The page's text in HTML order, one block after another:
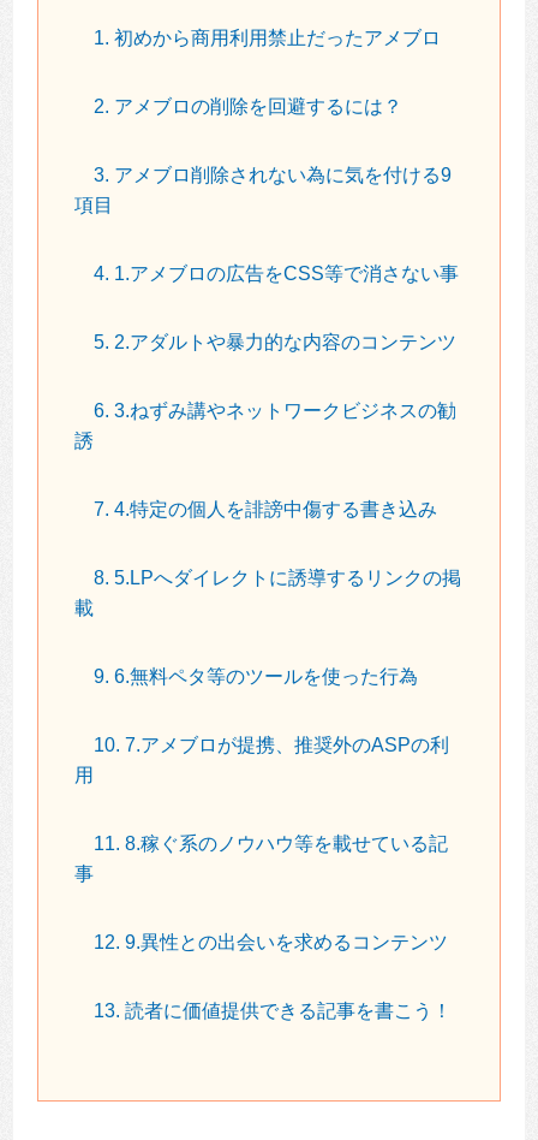
1. 初めから商用利用禁止だったアメブロ
2. アメブロの削除を回避するには？
3. アメブロ削除されない為に気を付ける9
項目
4. 1.アメブロの広告をCSS等で消さない事
5. 2.アダルトや暴力的な内容のコンテンツ
6. 3.ねずみ講やネットワークビジネスの勧
誘
7. 4.特定の個人を誹謗中傷する書き込み
8. 5.LPへダイレクトに誘導するリンクの掲
載
9. 6.無料ペタ等のツールを使った行為
10. 7.アメブロが提携、推奨外のASPの利
用
11. 8.稼ぐ系のノウハウ等を載せている記
事
12. 9.異性との出会いを求めるコンテンツ
13. 読者に価値提供できる記事を書こう！